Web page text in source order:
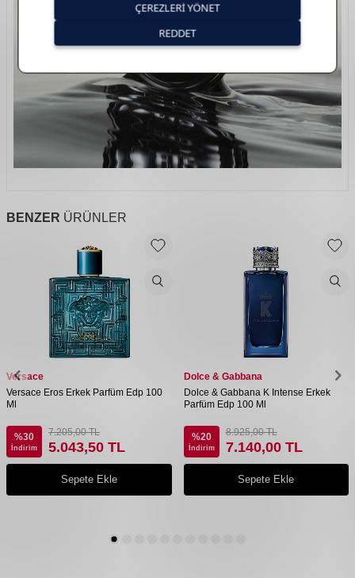
BENZER ÜRÜNLER
Versace
Versace Eros Erkek Parfüm Edp 100
Ml
%30
İndirim
7.205,00TL
5.043,50 TL
Sepete Ekle
Dolce & Gabbana
Dolce & Gabbana K Intense Erkek
Parfüm Edp 100 Ml
%20
İndirim
8.925,00TL
7.140,00TL
Sepete Ekle